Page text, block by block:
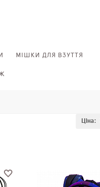
МІШКИ ДЛЯ ВЗУТТЯ
Ціна: